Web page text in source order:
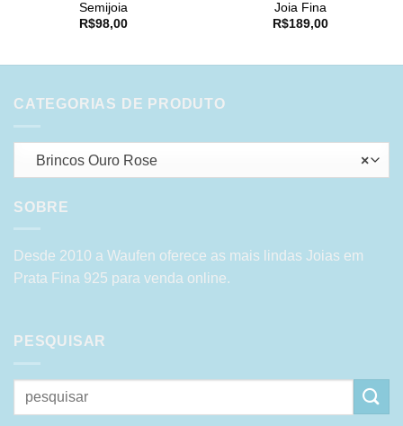
Semijoia
R$98,00
Joia Fina
R$189,00
CATEGORIAS DE PRODUTO
×
Brincos Ouro Rose
SOBRE
Desde 2010 a Waufen oferece as mais lindas Joias em
Prata Fina 925 para venda online.
PESQUISAR
Pesquisar
por: